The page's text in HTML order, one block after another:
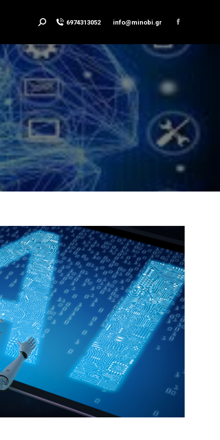
Search: 6974313052 info@minobi.gr
Facebook
opens